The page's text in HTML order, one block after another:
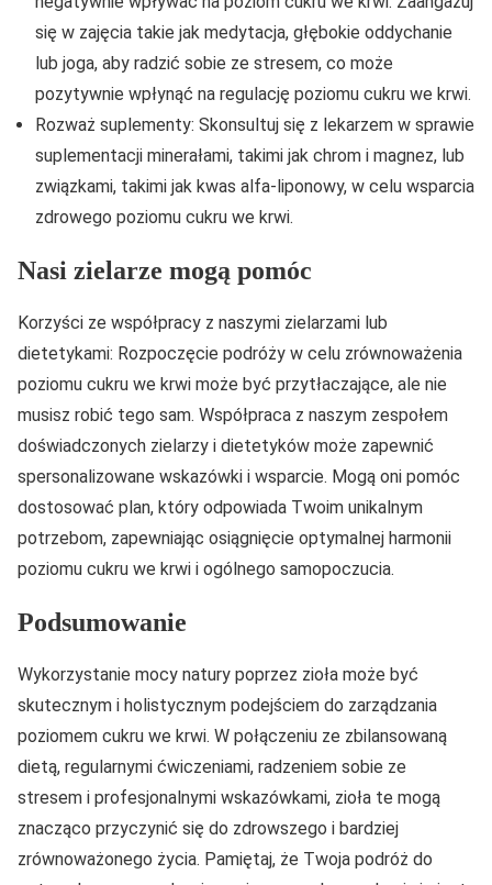
się w zajęcia takie jak medytacja, głębokie oddychanie
lub joga, aby radzić sobie ze stresem, co może
pozytywnie wpłynąć na regulację poziomu cukru we krwi.
Rozważ suplementy: Skonsultuj się z lekarzem w sprawie
suplementacji minerałami, takimi jak chrom i magnez, lub
związkami, takimi jak kwas alfa-liponowy, w celu wsparcia
zdrowego poziomu cukru we krwi.
Nasi zielarze mogą pomóc
Korzyści ze współpracy z naszymi zielarzami lub
dietetykami: Rozpoczęcie podróży w celu zrównoważenia
poziomu cukru we krwi może być przytłaczające, ale nie
musisz robić tego sam. Współpraca z naszym zespołem
doświadczonych zielarzy i dietetyków może zapewnić
spersonalizowane wskazówki i wsparcie. Mogą oni pomóc
dostosować plan, który odpowiada Twoim unikalnym
potrzebom, zapewniając osiągnięcie optymalnej harmonii
poziomu cukru we krwi i ogólnego samopoczucia.
Podsumowanie
Wykorzystanie mocy natury poprzez zioła może być
skutecznym i holistycznym podejściem do zarządzania
poziomem cukru we krwi. W połączeniu ze zbilansowaną
dietą, regularnymi ćwiczeniami, radzeniem sobie ze
stresem i profesjonalnymi wskazówkami, zioła te mogą
znacząco przyczynić się do zdrowszego i bardziej
zrównoważonego życia. Pamiętaj, że Twoja podróż do